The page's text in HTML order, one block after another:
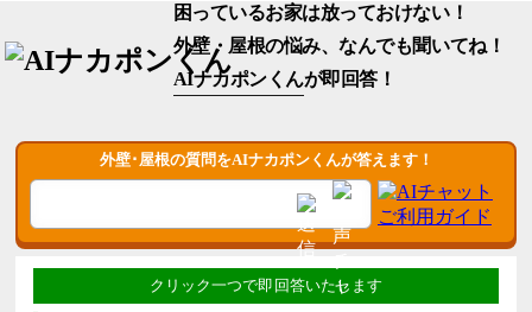
困っているお家は放っておけない！
外壁・屋根の悩み、なんでも聞いてね！
AIナカポンくんが即回答！
外壁･屋根の質問をAIナカポンくんが答えます！